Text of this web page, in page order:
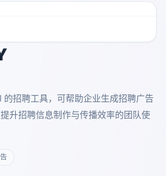
的招聘工具，可帮助企业生成招聘广告
升招聘信息制作与传播效率的团队使